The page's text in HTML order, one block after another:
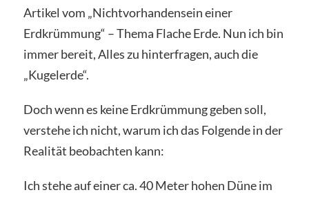
Artikel vom „Nichtvorhandensein einer
Erdkrümmung“ – Thema Flache Erde. Nun ich bin
immer bereit, Alles zu hinterfragen, auch die
„Kugelerde“.
Doch wenn es keine Erdkrümmung geben soll,
verstehe ich nicht, warum ich das Folgende in der
Realität beobachten kann:
Ich stehe auf einer ca. 40 Meter hohen Düne im